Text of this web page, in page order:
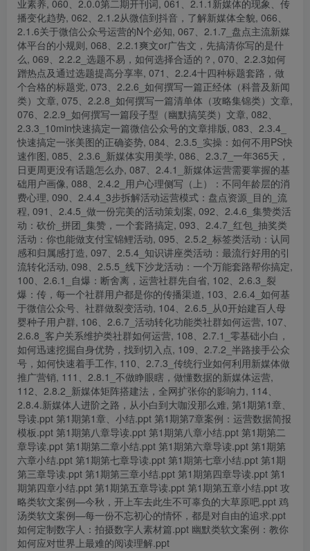
业素养, 060、2.0.0第二期开刊词, 061、2.1.1新媒体的现象、传
播变化趋势, 062、2.1.2从微信到抖音，了解新媒体全貌, 066、
2.1.6关于微信公众号运营的N个必知, 067、2.1.7_盘点主流新媒
体平台的小规则, 068、2.2.1爽文or广告文，先搞清你写的是什
么, 069、2.2.2_选题不易，如何选择合适的？, 070、2.2.3如何
蹭热点及通过选题提高分享率, 071、2.2.4十四种标题套路，做
个合格的标题党, 073、2.2.6_如何撰写一篇正经体（科普及新闻
类）文章, 075、2.2.8_如何撰写一篇清单体（攻略集锦类）文章,
076、2.2.9_如何撰写一篇段子型（幽默搞笑类）文章, 082、
2.3.3_10min快速搞定一篇微信公众号的文章排版, 083、2.3.4_
快速搞定一张美图的正确姿势, 084、2.3.5_实操：如何不用PS快
速作图, 085、2.3.6_新媒体实用美学, 086、2.3.7_一年365天，
日更周更没有话题怎么办, 087、2.4.1_新媒体运营需要掌握的基
础用户画像, 088、2.4.2_用户心理侧写（上）：不同年龄层的消
费心理, 090、2.4.4_3步拆解活动运营模式：盘点资源_目的_流
程, 091、2.4.5_做一份完美的活动策划案, 092、2.4.6_集赞类活
动：砍价_拼团_集赞，一个套路搞定, 093、2.4.7_红包_抽奖类
活动：你也能做支付宝锦鲤活动, 095、2.5.2_标签类活动：认同
感和归属感打造, 097、2.5.4_知识讲座类活动：最流行好用的引
流转化活动, 098、2.5.5_线下沙龙活动：一个万能套路帮你搞定,
100、2.6.1_自爆：断舍离，运营社群先自省, 102、2.6.3_裂
爆：传，每一个社群用户都是你的传播渠道, 103、2.6.4_如何基
于微信公众号、社群做裂变活动, 104、2.6.5_从0开始建百人母
婴种子用户群, 106、2.6.7_活动转化功能类社群如何运营, 107、
2.6.8_客户关系维护类社群如何运营, 108、2.7.1_零基础小白，
如何迅速挖掘自身优势，找到切入点, 109、2.7.2_半路接手公众
号，如何快速着手工作, 110、2.7.3_传统行业如何利用新媒体做
推广营销, 111、2.8.1_不做睁眼瞎，做懂数据的新媒体运营,
112、2.8.2_新媒体矩阵搭建法，全网扩张你的影响力, 114、
2.8.4.新媒体人进阶之路，从小白到大咖没那么难, 第1期第1章、
导读.ppt 第1期第1章、小结.ppt 第1期第7章案例：运营数据简报
模板.ppt 第1期第八章导读.ppt 第1期第八章小结.ppt 第1期第二
章导读.ppt 第1期第二章小结.ppt 第1期第六章导读.ppt 第1期第
六章小结.ppt 第1期第七章导读.ppt 第1期第七章小结.ppt 第1期
第三章导读.ppt 第1期第三章小结.ppt 第1期第四章导读.ppt 第1
期第四章小结.ppt 第1期第五章导读.ppt 第1期第五章小结.ppt 攻
略类软文案例—今秋，开上车去此生不可辜负的大草原吧.ppt 鸡
汤类软文案例—每一份不忘初心的情怀，都是对自由的追求.ppt
如何定制数字人：拍摄数字人素材篇.ppt 幽默类软文案例：教你
如何应对世界上最难的阅读理解.ppt